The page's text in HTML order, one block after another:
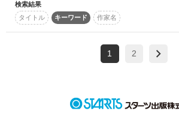
           だって、その方が楽だから。
【理科・生物科】筆記試験　テスト問題
ー貴方はこれまで通り生きることができま
……どうやら普通のテストではないよう
"これまで通りには生きられない。"
検索結果
タイトル
キーワード 作家名
1 2